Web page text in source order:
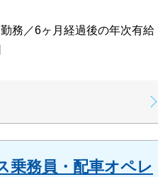
務／6ヶ月経過後の年次有給
乗務員・配車オペレ